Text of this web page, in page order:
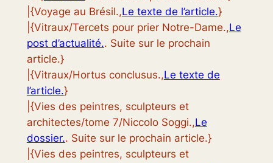
|{Voyage au Brésil.,Le texte de l’article.}
|{Vitraux/Tercets pour prier Notre-Dame.,Le
post d’actualité.. Suite sur le prochain
article.}
|{Vitraux/Hortus conclusus.,Le texte de
l’article.}
|{Vies des peintres, sculpteurs et
architectes/tome 7/Niccolo Soggi.,Le
dossier.. Suite sur le prochain article.}
|{Vies des peintres, sculpteurs et